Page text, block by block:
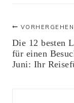
Beitrags-
Die 12 besten
für einen
Juni: Ihr